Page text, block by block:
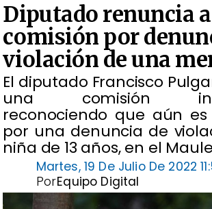
Diputado renuncia a
comisión por
violación de una
El diputado Francisco
una comisión
reconociendo que aún es
por una denuncia de
niña de 13 años, en el
Martes, 19 De Julio De 2022
Equipo Digital
Por